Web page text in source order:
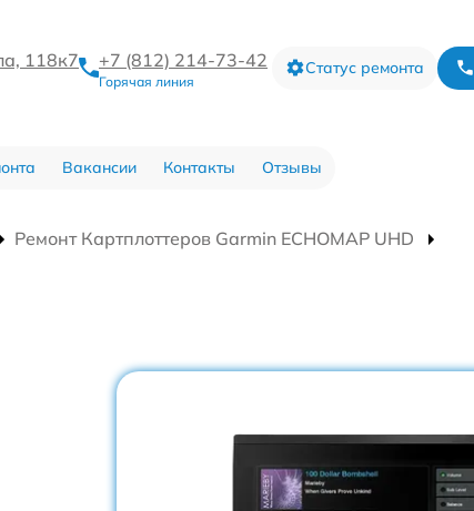
118к7 +7 (812) 214-73-42
Горячая линия
Статус ремонта
Вакансии Контакты Отзывы
Ремонт Картплоттеров Garmin ECHOMAP UHD